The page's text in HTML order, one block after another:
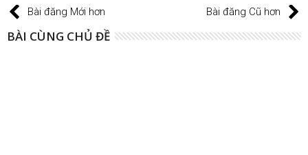
Bài đăng Mới hơn Bài đăng Cũ hơn
BÀI CÙNG CHỦ ĐỀ